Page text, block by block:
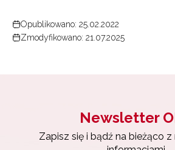
Opublikowano: 25.02.2022
Zmodyfikowano: 21.07.2025
Newsletter
Zapisz się i bądź na bieżąco